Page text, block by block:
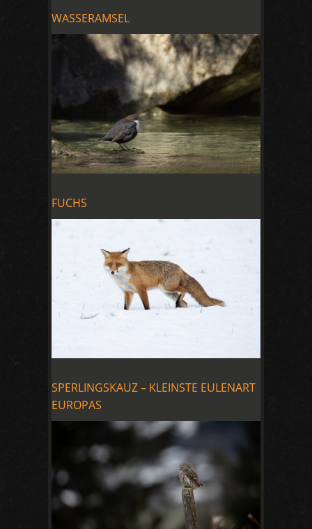
WASSERAMSEL
FUCHS
SPERLINGSKAUZ – KLEINSTE EULENART
EUROPAS